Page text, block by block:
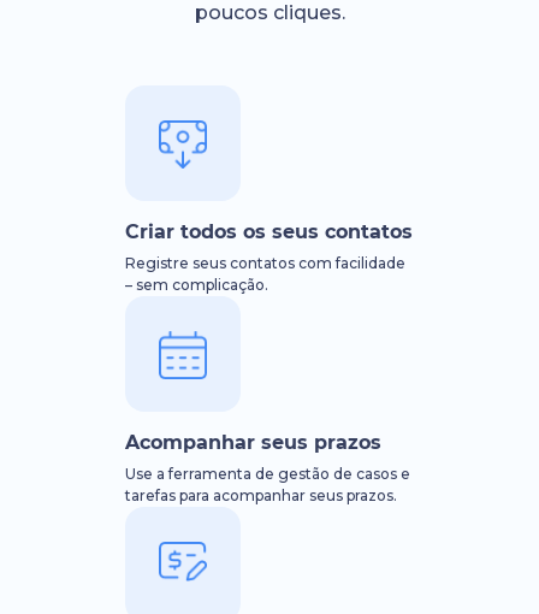
poucos cliques.
Criar todos os seus contatos
Registre seus contatos com facilidade
– sem complicação.
Acompanhar seus prazos
Use a ferramenta de gestão de casos e
tarefas para acompanhar seus prazos.